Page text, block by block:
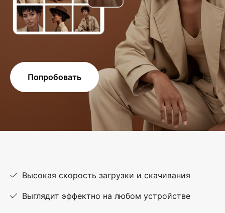
Попробовать
Высокая скорость загрузки и скачивания
Выглядит эффектно на любом устройстве